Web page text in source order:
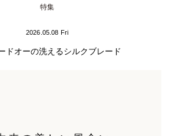
特集
2026.05.08 Fri
ドオーの洗えるシルクブレード